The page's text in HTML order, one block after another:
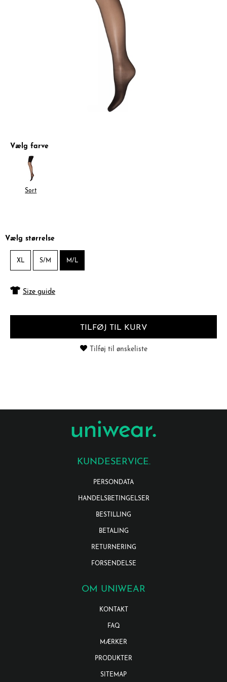
Vælg farve
Sort
Vælg størrelse
XL S/M M/L
Size guide
TILFØJ TIL KURV
Tilføj til ønskeliste
KUNDESERVICE.
PERSONDATA
HANDELSBETINGELSER
BESTILLING
BETALING
RETURNERING
FORSENDELSE
OM UNIWEAR
KONTAKT
FAQ
MÆRKER
PRODUKTER
SITEMAP